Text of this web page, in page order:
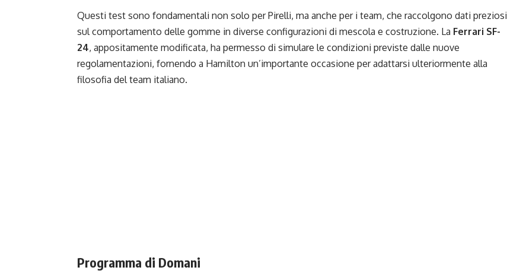
Questi test sono fondamentali non solo per Pirelli, ma anche per i team, che raccolgono dati preziosi
sul comportamento delle gomme in diverse configurazioni di mescola e costruzione. La Ferrari SF-
24, appositamente modificata, ha permesso di simulare le condizioni previste dalle nuove
regolamentazioni, fornendo a Hamilton un’importante occasione per adattarsi ulteriormente alla
filosofia del team italiano.
Programma di Domani